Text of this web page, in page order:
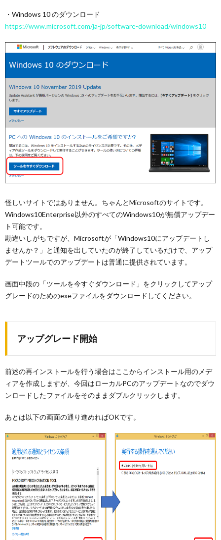
・Windows 10 のダウンロード
https://www.microsoft.com/ja-jp/software-download/windows10
怪しいサイトではありません。ちゃんとMicrosoftのサイトです。
Windows10Enterprise以外のすべてのWindows10が無償アップデー
ト可能です。
勘違いしがちですが、Microsoftが「Windows10にアップデートし
ませんか？」と通知を出していたのが終了しているだけで、アップ
デートツールでのアップデートは普通に提供されています。
画面中段の「ツールを今すぐダウンロード」をクリックしてアップ
グレードのためのexeファイルをダウンロードしてください。
アップグレード開始
前述の再インストールを行う場合はここからインストール用のメデ
ィアを作成しますが、今回はローカルPCのアップデートなのでダウ
ンロードしたファイルをそのままダブルクリックします。
あとは以下の画面の通り進めればOKです。